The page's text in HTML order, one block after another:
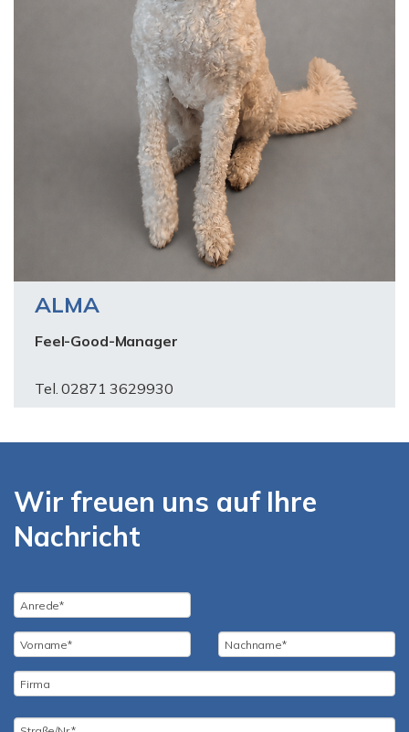
ALMA
Feel-Good-Manager
Tel. 02871 3629930
Wir freuen uns auf Ihre
Nachricht